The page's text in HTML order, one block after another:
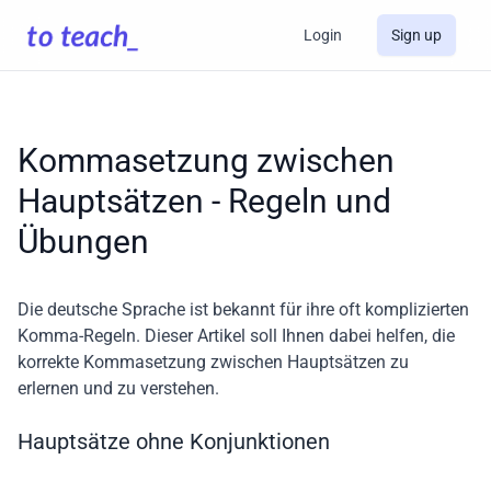
Login Sign up
Kommasetzung zwischen
Hauptsätzen - Regeln und
Übungen
Die deutsche Sprache ist bekannt für ihre oft komplizierten
Komma-Regeln. Dieser Artikel soll Ihnen dabei helfen, die
korrekte Kommasetzung zwischen Hauptsätzen zu
erlernen und zu verstehen.
Hauptsätze ohne Konjunktionen